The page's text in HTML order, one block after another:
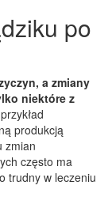
po
a zmiany
niektóre z
produkcją
zmian
często ma
trudny w leczeniu